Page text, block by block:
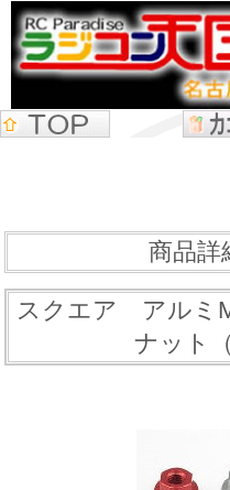
商品詳
スクエア アルミ
ナット